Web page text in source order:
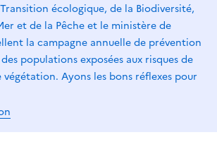
écologique, de la Biodiversité,
et de la Pêche et le ministère de
la campagne annuelle de prévention
populations exposées aux risques de
Ayons les bons réflexes pour